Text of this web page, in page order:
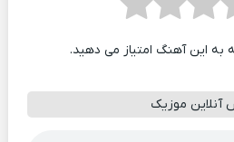
به این آهنگ امتیاز می دهید.
موزیک